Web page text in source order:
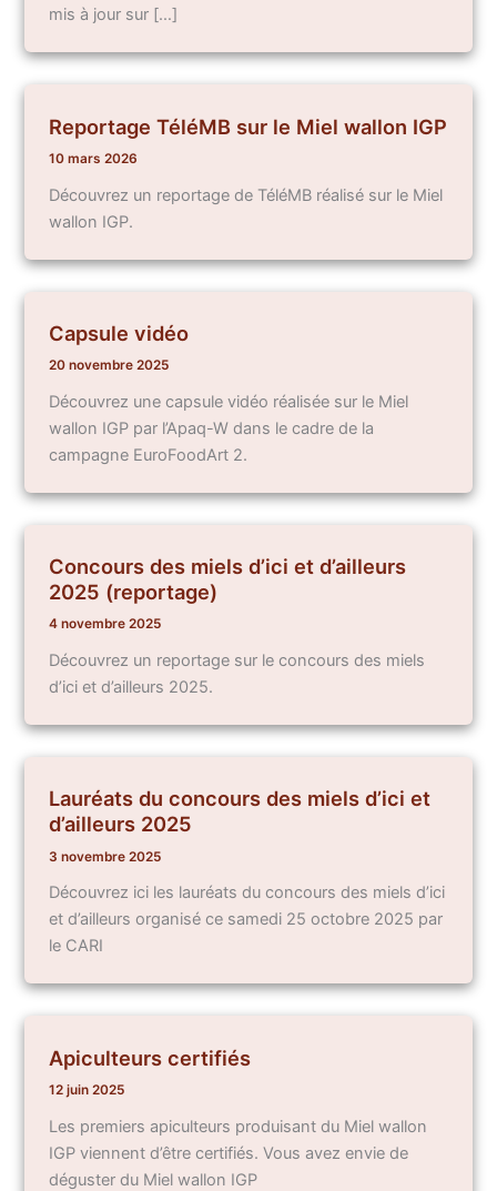
mis à jour sur […]
Reportage TéléMB sur le Miel wallon IGP
10 mars 2026
Découvrez un reportage de TéléMB réalisé sur le Miel
wallon IGP.
Capsule vidéo
20 novembre 2025
Découvrez une capsule vidéo réalisée sur le Miel
wallon IGP par l’Apaq-W dans le cadre de la
campagne EuroFoodArt 2.
Concours des miels d’ici et d’ailleurs
2025 (reportage)
4 novembre 2025
Découvrez un reportage sur le concours des miels
d’ici et d’ailleurs 2025.
Lauréats du concours des miels d’ici et
d’ailleurs 2025
3 novembre 2025
Découvrez ici les lauréats du concours des miels d’ici
et d’ailleurs organisé ce samedi 25 octobre 2025 par
le CARI
Apiculteurs certifiés
12 juin 2025
Les premiers apiculteurs produisant du Miel wallon
IGP viennent d’être certifiés. Vous avez envie de
déguster du Miel wallon IGP